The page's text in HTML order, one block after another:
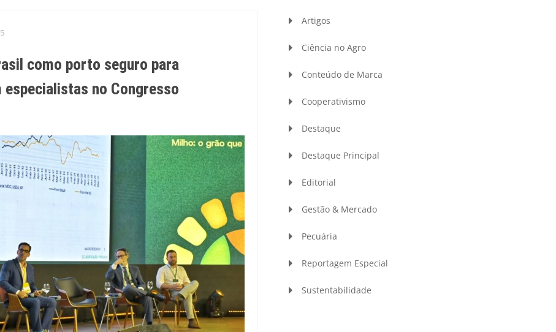
como porto seguro para
no Congresso
Artigos
Ciência no Agro
Conteúdo de Marca
Cooperativismo
Destaque
Destaque Principal
Editorial
Gestão & Mercado
Pecuária
Reportagem Especial
Sustentabilidade